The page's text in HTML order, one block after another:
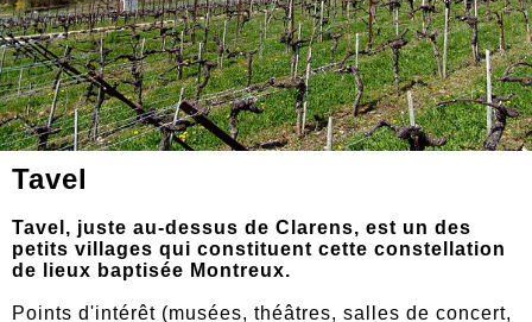
Tavel
Tavel, juste au-dessus de Clarens, est un des
petits villages qui constituent cette constellation
de lieux baptisée Montreux.
Points d'intérêt (musées, théâtres, salles de concert,